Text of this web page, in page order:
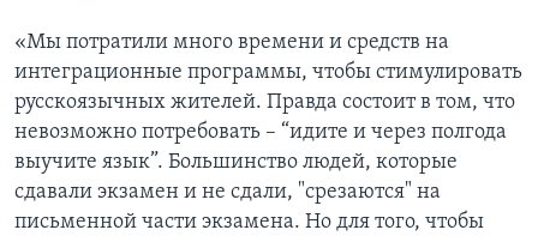
«Мы потратили много времени и средств на
интеграционные программы, чтобы стимулировать
русскоязычных жителей. Правда состоит в том, что
невозможно потребовать – “идите и через полгода
выучите язык”. Большинство людей, которые
сдавали экзамен и не сдали, "срезаются" на
письменной части экзамена. Но для того, чтобы